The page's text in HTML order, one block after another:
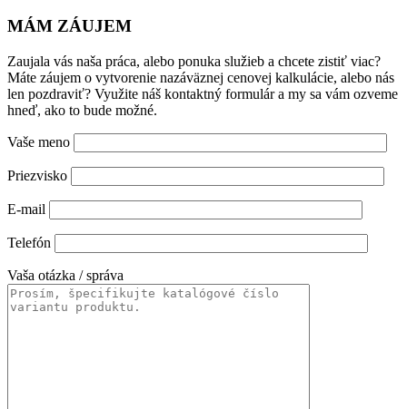
MÁM ZÁUJEM
Zaujala vás naša práca, alebo ponuka služieb a chcete zistiť viac?
Máte záujem o vytvorenie nazáväznej cenovej kalkulácie, alebo nás
len pozdraviť? Využite náš kontaktný formulár a my sa vám ozveme
hneď, ako to bude možné.
Vaše meno
Priezvisko
E-mail
Telefón
Vaša otázka / správa